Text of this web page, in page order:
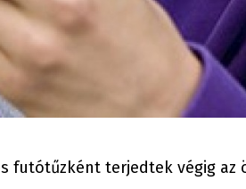
futótűzként terjedtek végig az